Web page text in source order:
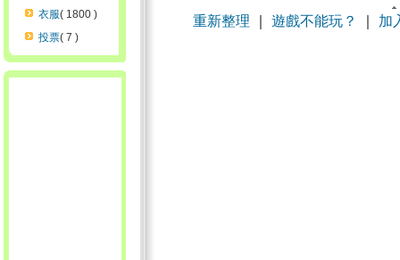
衣服( 1800 )
投票( 7 )
重新整理 遊戲不能玩？ 加